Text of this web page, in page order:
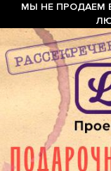
МЫ НЕ ПРОДАЕМ